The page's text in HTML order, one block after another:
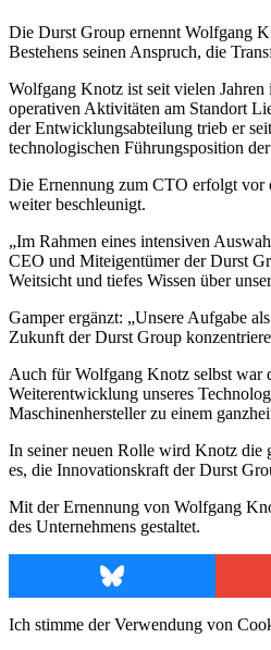
Die Durst Group ernennt Wolfgang
Bestehens seinen Anspruch, die
Wolfgang Knotz ist seit vielen
operativen Aktivitäten am Standort
der Entwicklungsabteilung trieb er
technologischen Führungsposition
Die Ernennung zum CTO erfolgt vor
weiter beschleunigt.
„Im Rahmen eines intensiven
CEO und Miteigentümer der Durst
Weitsicht und tiefes Wissen über
Gamper ergänzt: „Unsere Aufgabe
Zukunft der Durst Group
Auch für Wolfgang Knotz selbst war
Weiterentwicklung unseres
Maschinenhersteller zu einem
In seiner neuen Rolle wird Knotz die
es, die Innovationskraft der Durst
Mit der Ernennung von Wolfgang
des Unternehmens gestaltet.
Bluesky
Ich stimme der Verwendung von